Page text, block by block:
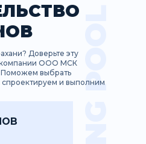
Доверьте эту
компании ООО МСК
Поможем выбрать
спроектируем и выполним